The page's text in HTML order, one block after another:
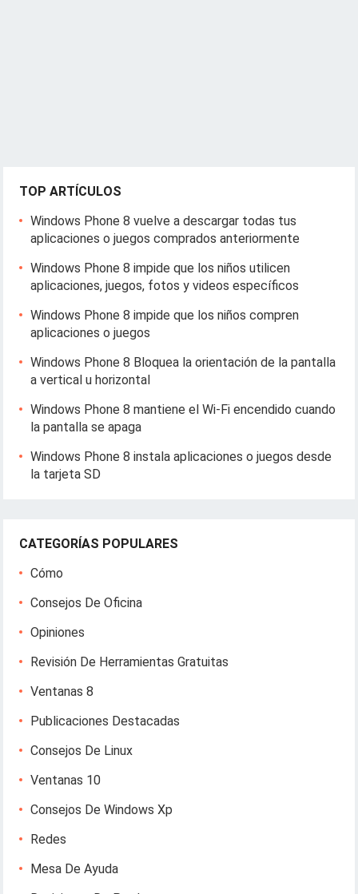
TOP ARTÍCULOS
Windows Phone 8 vuelve a descargar todas tus
aplicaciones o juegos comprados anteriormente
Windows Phone 8 impide que los niños utilicen
aplicaciones, juegos, fotos y videos específicos
Windows Phone 8 impide que los niños compren
aplicaciones o juegos
Windows Phone 8 Bloquea la orientación de la pantalla
a vertical u horizontal
Windows Phone 8 mantiene el Wi-Fi encendido cuando
la pantalla se apaga
Windows Phone 8 instala aplicaciones o juegos desde
la tarjeta SD
CATEGORÍAS POPULARES
Cómo
Consejos De Oficina
Opiniones
Revisión De Herramientas Gratuitas
Ventanas 8
Publicaciones Destacadas
Consejos De Linux
Ventanas 10
Consejos De Windows Xp
Redes
Mesa De Ayuda